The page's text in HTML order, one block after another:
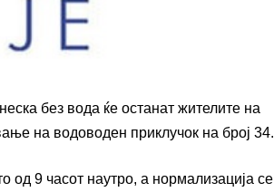
без вода ќе останат жителите на
на водоводен приклучок на број 34.
од 9 часот наутро, а нормализација се